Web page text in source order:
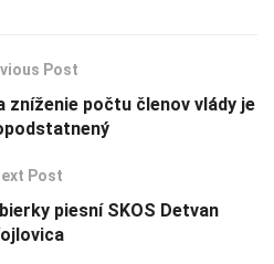
Post
zníženie počtu členov vlády je
Post
piesní SKOS Detvan